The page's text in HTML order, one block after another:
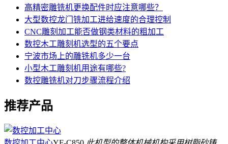
高精密雕铣机更换配件时应注意哪些？
大型数控龙门铣加工进给速度的合理控制
CNC雕刻加工能否做钢类材料的粗加工
数控木工雕刻机选型的五个要点
宁波市场上的雕铣机多少一台
小型木工雕刻机用途有哪些?
数控雕铣机对刀步骤流程介绍
推荐产品